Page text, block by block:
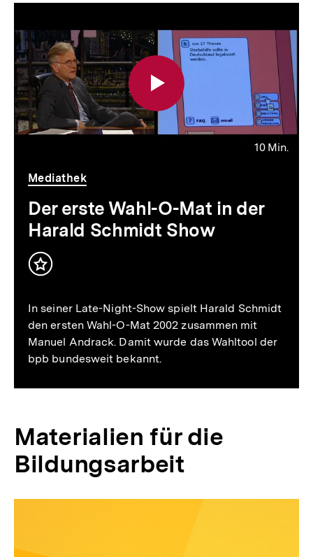
10 Min.
Video
Dauer
10
Min.
Mediathek
Der erste Wahl-O-Mat in der
Harald Schmidt Show
Inhalt
In seiner Late-Night-Show spielt Harald Schmidt
den ersten Wahl-O-Mat 2002 zusammen mit
Manuel Andrack. Damit wurde das Wahltool der
bpb bundesweit bekannt.
Materialien für die
Bildungsarbeit